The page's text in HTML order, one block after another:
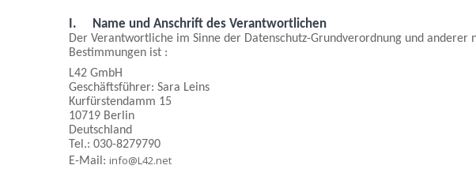
I. Name und Anschrift des Verantwortlichen
Der Verantwortliche im Sinne der Datenschutz-Grundverordnung und
Bestimmungen ist :
L42 GmbH
Geschäftsführer: Sara Leins
Kurfürstendamm 15
10719 Berlin
Deutschland
Tel.: 030-8279790
E-Mail: info@L42.net